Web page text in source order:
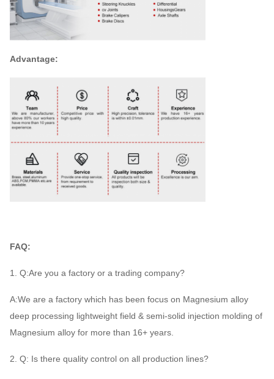
Advantage:
FAQ:
1. Q:Are you a factory or a trading company?
A:We are a factory which has been focus on Magnesium alloy
deep processing lightweight field & semi-solid injection molding of
Magnesium alloy for more than 16+ years.
2. Q: Is there quality control on all production lines?